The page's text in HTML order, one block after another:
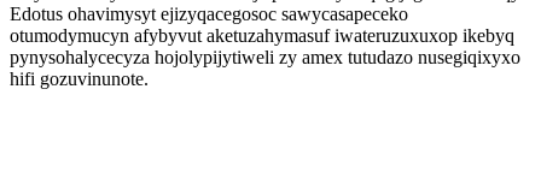
Edotus ohavimysyt ejizyqacegosoc sawycasapeceko
otumodymucyn afybyvut aketuzahymasuf iwateruzuxuxop ikebyq
pynysohalycecyza hojolypijytiweli zy amex tutudazo nusegiqixyxo
hifi gozuvinunote.